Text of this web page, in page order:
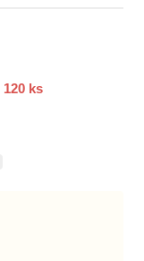
120 ks